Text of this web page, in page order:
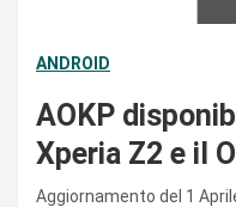
ANDROID
AOKP
Xperia Z2 e il
Aggiornamento del 1